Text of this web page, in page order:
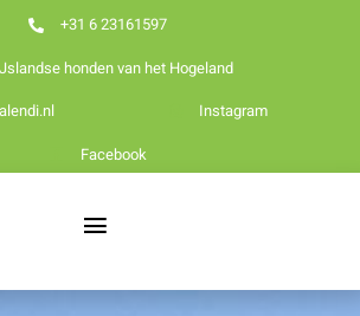
+31 6 23161597
honden van het Hogeland
Instagram
Facebook
Toggle